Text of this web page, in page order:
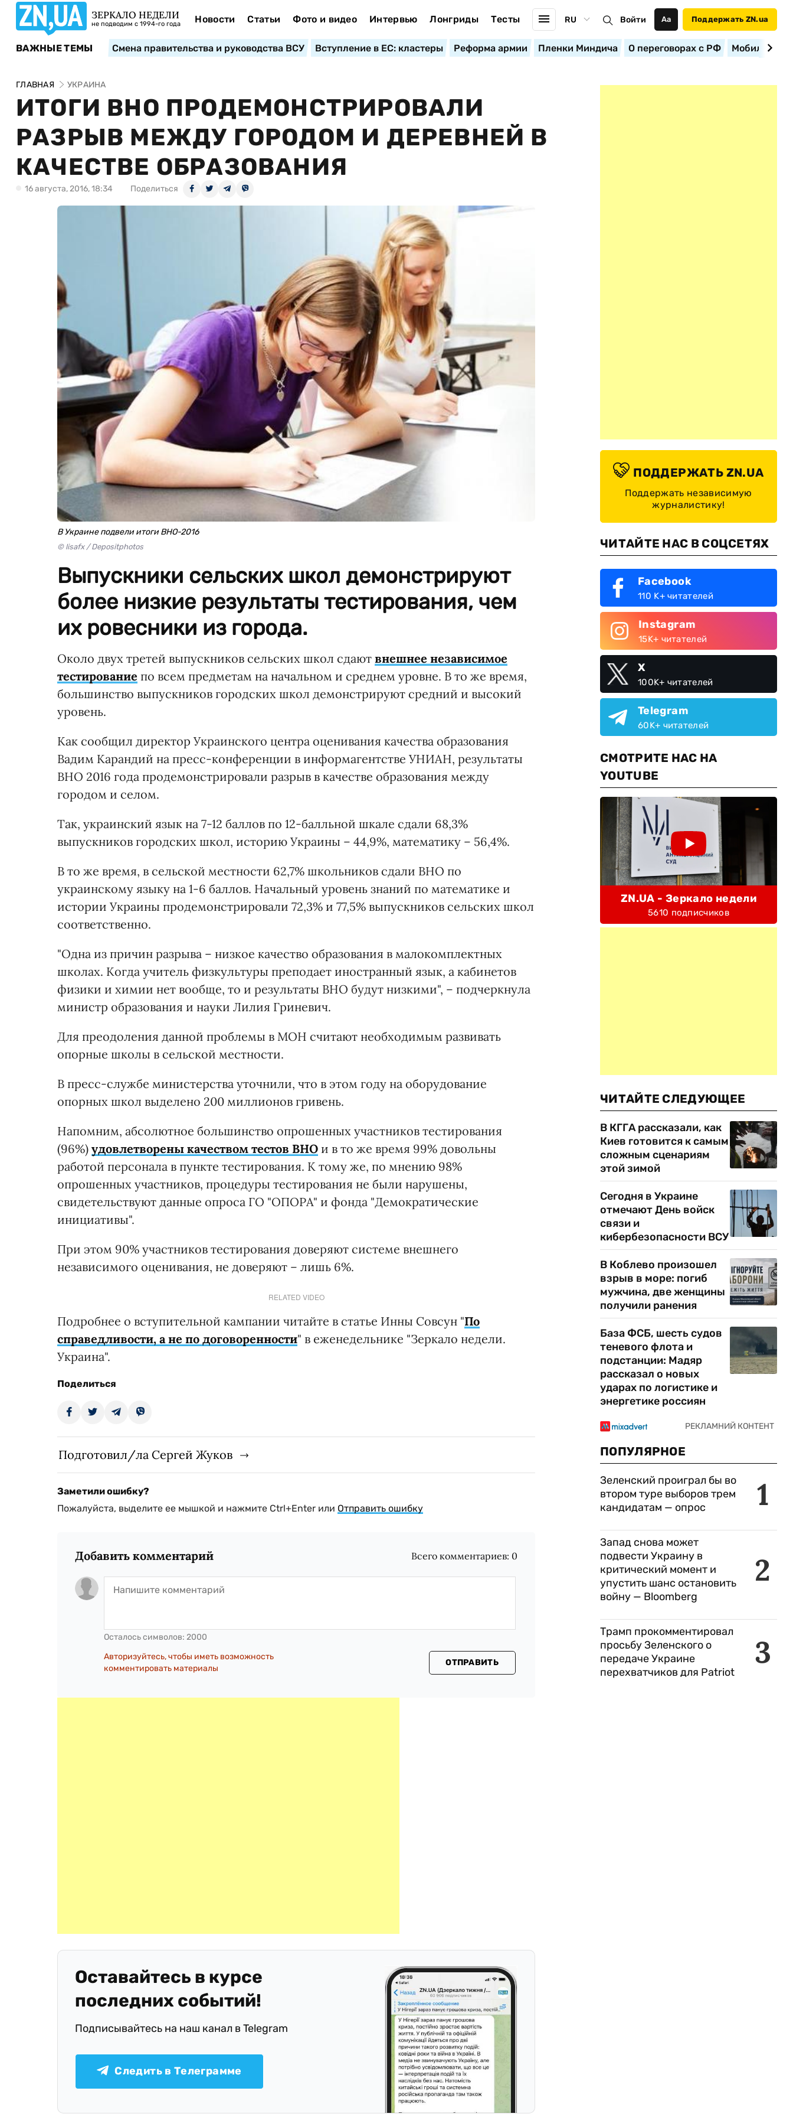
ЗЕРКАЛО НЕДЕЛИ
не подводим с 1994-го года Новости Статьи Фото и видео Интервью Лонгриды Тесты RU Войти Аа Поддержать ZN.ua
ВАЖНЫЕ ТЕМЫ Смена правительства и руководства ВСУ Вступление в ЕС: кластеры Реформа армии Пленки Миндича О переговорах с РФ
ГЛАВНАЯ УКРАИНА
ИТОГИ ВНО ПРОДЕМОНСТРИРОВАЛИ
РАЗРЫВ МЕЖДУ ГОРОДОМ И ДЕРЕВНЕЙ В
КАЧЕСТВЕ ОБРАЗОВАНИЯ
16 августа, 2016, 18:34 Поделиться
В Украине подвели итоги ВНО-2016
© lisafx / Depositphotos
Выпускники сельских школ демонстрируют
более низкие результаты тестирования, чем
их ровесники из города.
Около двух третей выпускников сельских школ сдают внешнее независимое
тестирование по всем предметам на начальном и среднем уровне. В то же время,
большинство выпускников городских школ демонстрируют средний и высокий
уровень.
Как сообщил директор Украинского центра оценивания качества образования
Вадим Карандий на пресс-конференции в информагентстве УНИАН, результаты
ВНО 2016 года продемонстрировали разрыв в качестве образования между
городом и селом.
Так, украинский язык на 7-12 баллов по 12-балльной шкале сдали 68,3%
выпускников городских школ, историю Украины – 44,9%, математику – 56,4%.
В то же время, в сельской местности 62,7% школьников сдали ВНО по
украинскому языку на 1-6 баллов. Начальный уровень знаний по математике и
истории Украины продемонстрировали 72,3% и 77,5% выпускников сельских школ
соответственно.
"Одна из причин разрыва – низкое качество образования в малокомплектных
школах. Когда учитель физкультуры преподает иностранный язык, а кабинетов
физики и химии нет вообще, то и результаты ВНО будут низкими", – подчеркнула
министр образования и науки Лилия Гриневич.
Для преодоления данной проблемы в МОН считают необходимым развивать
опорные школы в сельской местности.
В пресс-службе министерства уточнили, что в этом году на оборудование
опорных школ выделено 200 миллионов гривень.
Напомним, абсолютное большинство опрошенных участников тестирования
(96%) удовлетворены качеством тестов ВНО и в то же время 99% довольны
работой персонала в пункте тестирования. К тому же, по мнению 98%
опрошенных участников, процедуры тестирования не были нарушены,
свидетельствуют данные опроса ГО "ОПОРА" и фонда "Демократические
инициативы".
При этом 90% участников тестирования доверяют системе внешнего
независимого оценивания, не доверяют – лишь 6%.
RELATED VIDEO
Подробнее о вступительной кампании читайте в статье Инны Совсун "По
справедливости, а не по договоренности" в еженедельнике "Зеркало недели.
Украина".
Поделиться
Подготовил/ла Сергей Жуков
Заметили ошибку?
Пожалуйста, выделите ее мышкой и нажмите Ctrl+Enter или Отправить ошибку
Добавить комментарий Всего комментариев: 0
Осталось символов: 2000
Авторизуйтесь, чтобы иметь возможность
комментировать материалы
ОТПРАВИТЬ
Оставайтесь в курсе
последних событий!
Подписывайтесь на наш канал в Telegram
Следить в Телеграмме
ПОДДЕРЖАТЬ ZN.UA
Поддержать независимую
журналистику!
ЧИТАЙТЕ НАС В СОЦСЕТЯХ
Facebook
110 K+ читателей
Instagram
15K+ читателей
X
100K+ читателей
Telegram
60K+ читателей
СМОТРИТЕ НАС НА
YOUTUBE
ZN.UA - Зеркало недели
5610 подписчиков
ЧИТАЙТЕ СЛЕДУЮЩЕЕ
В КГГА рассказали, как
Киев готовится к самым
сложным сценариям
этой зимой
Сегодня в Украине
отмечают День войск
связи и
кибербезопасности ВСУ
В Коблево произошел
взрыв в море: погиб
мужчина, две женщины
получили ранения
База ФСБ, шесть судов
теневого флота и
подстанции: Мадяр
рассказал о новых
ударах по логистике и
энергетике россиян
ПОПУЛЯРНОЕ
1
Зеленский проиграл бы во
втором туре выборов трем
кандидатам — опрос
2
Запад снова может
подвести Украину в
критический момент и
упустить шанс остановить
войну — Bloomberg
3
Трамп прокомментировал
просьбу Зеленского о
передаче Украине
перехватчиков для Patriot